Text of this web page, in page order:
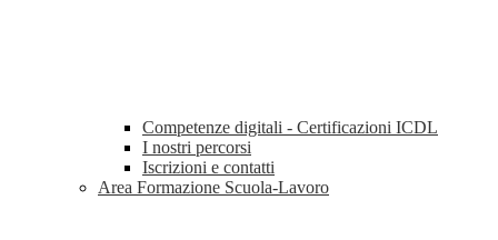
Competenze digitali - Certificazioni ICDL
I nostri percorsi
Iscrizioni e contatti
Area Formazione Scuola-Lavoro